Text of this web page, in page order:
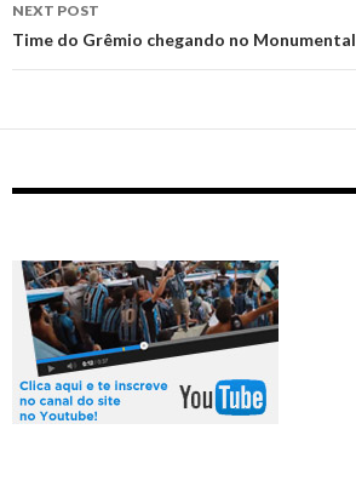
NEXT POST
Time do Grêmio chegando no Monumental